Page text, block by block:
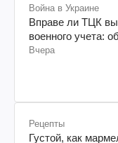
Авто
Эти правила
перевозить
Вчера
Война в Украине
Вправе ли ТЦК